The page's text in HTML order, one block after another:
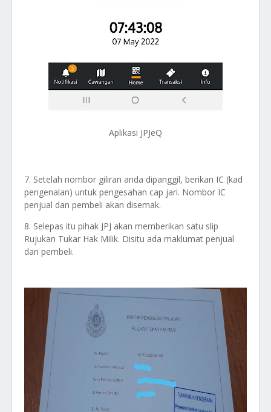
Aplikasi JPJeQ
7. Setelah nombor giliran anda dipanggil, berikan IC (kad
pengenalan) untuk pengesahan cap jari. Nombor IC
penjual dan pembeli akan disemak.
8. Selepas itu pihak JPJ akan memberikan satu slip
Rujukan Tukar Hak Milik. Disitu ada maklumat penjual
dan pembeli.